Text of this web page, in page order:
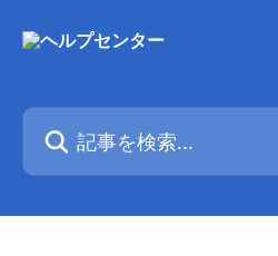
記事を検索...